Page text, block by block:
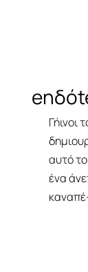
Γήινοι
αυτό
ένα